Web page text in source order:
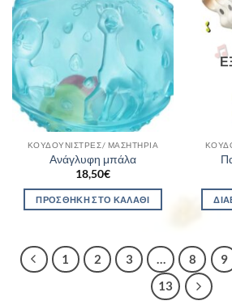
ΚΟΥΔΟΥΝΊΣΤΡΕΣ/ ΜΑΣΗΤΉΡΙΑ
Ανάγλυφη μπάλα
18,50€
ΠΡΟΣΘΉΚΗ ΣΤΟ ΚΑΛΆΘΙ
1 2 3 8 9
13